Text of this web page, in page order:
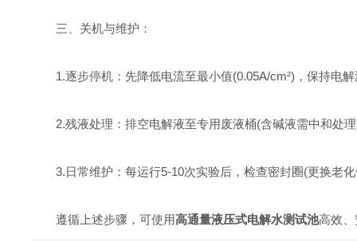
三、关机与维护：
1.逐步停机：先降低电流至最小值(0.05A/cm²)，保持电解
2.残液处理：排空电解液至专用废液桶(含碱液需中和处理
3.日常维护：每运行5-10次实验后，检查密封圈(更换老化
遵循上述步骤，可使用高通量液压式电解水测试池高效